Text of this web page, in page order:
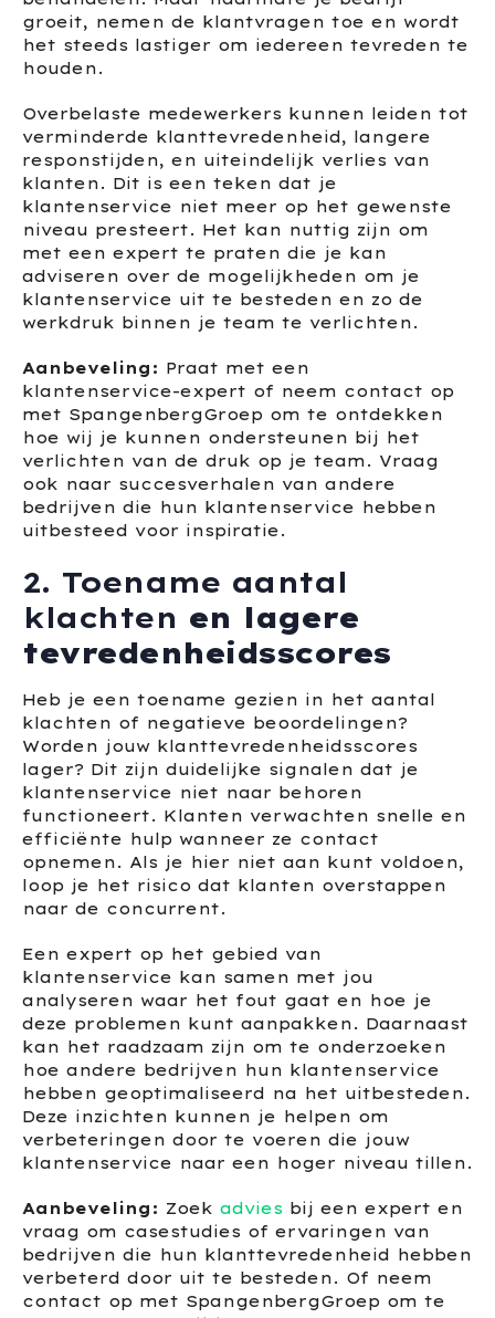
groeit, nemen de klantvragen toe en wordt
het steeds lastiger om iedereen tevreden te
houden.
Overbelaste medewerkers kunnen leiden tot
verminderde klanttevredenheid, langere
responstijden, en uiteindelijk verlies van
klanten. Dit is een teken dat je
klantenservice niet meer op het gewenste
niveau presteert. Het kan nuttig zijn om
met een expert te praten die je kan
adviseren over de mogelijkheden om je
klantenservice uit te besteden en zo de
werkdruk binnen je team te verlichten.
Aanbeveling: Praat met een
klantenservice-expert of neem contact op
met SpangenbergGroep om te ontdekken
hoe wij je kunnen ondersteunen bij het
verlichten van de druk op je team. Vraag
ook naar succesverhalen van andere
bedrijven die hun klantenservice hebben
uitbesteed voor inspiratie.
2. Toename aantal
klachten en lagere
tevredenheidsscores
Heb je een toename gezien in het aantal
klachten of negatieve beoordelingen?
Worden jouw klanttevredenheidsscores
lager? Dit zijn duidelijke signalen dat je
klantenservice niet naar behoren
functioneert. Klanten verwachten snelle en
efficiënte hulp wanneer ze contact
opnemen. Als je hier niet aan kunt voldoen,
loop je het risico dat klanten overstappen
naar de concurrent.
Een expert op het gebied van
klantenservice kan samen met jou
analyseren waar het fout gaat en hoe je
deze problemen kunt aanpakken. Daarnaast
kan het raadzaam zijn om te onderzoeken
hoe andere bedrijven hun klantenservice
hebben geoptimaliseerd na het uitbesteden.
Deze inzichten kunnen je helpen om
verbeteringen door te voeren die jouw
klantenservice naar een hoger niveau tillen.
Aanbeveling: Zoek advies bij een expert en
vraag om casestudies of ervaringen van
bedrijven die hun klanttevredenheid hebben
verbeterd door uit te besteden. Of neem
contact op met SpangenbergGroep om te